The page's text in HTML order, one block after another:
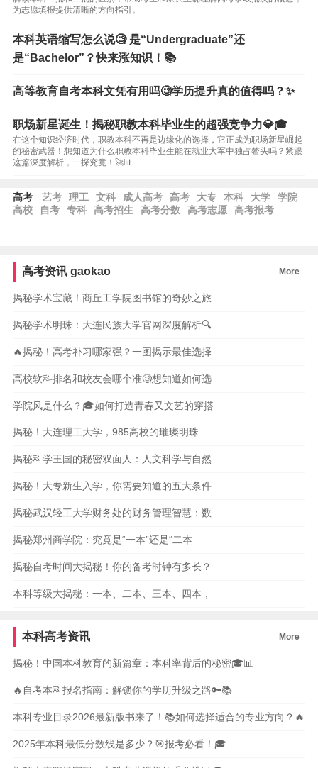
为志愿填报提供清晰的方向指引。
本科英语缩写怎么说🧐 是“Undergraduate”还
是“Bachelor”？快来涨知识！📚
高等教育自考本科文凭有用吗🧐学历提升真的值得吗？✨
职场新星诞生！揭秘职教本科毕业生的超强竞争力💎🎓
在这个知识经济时代，职教本科不再是边缘化的选择，它正成为职场新星崛起
的秘密武器！想知道为什么职教本科毕业生能在就业大军中独占鳌头吗？紧跟
这篇深度解析，一探究竟！🚀📊
高考 艺考 理工 文科 成人高考 高考 大专 本科 大学
学院
高校
自考 专科 高考招生 高考分数 高考志愿 高考报考
高考资讯 gaokao More
揭秘学术宝藏！商丘工学院图书馆的奇妙之旅
揭秘学术明珠：大连民族大学官网深度解析🔍
🔥揭秘！高考补习哪家强？一图揭示最佳选择
高校软科排名和校友会哪个准🧐想知道如何选
学院风是什么？🎓如何打造青春又文艺的穿搭
揭秘！大连理工大学，985高校的璀璨明珠
揭秘科学王国的秘密双面人：人文科学与自然
揭秘！大专新生入学，你需要知道的五大条件
揭秘武汉轻工大学财务处的财务管理智慧：数
揭秘郑州商学院：究竟是“一本”还是“二本
揭秘自考时间大揭秘！你的备考时钟有多长？
本科等级大揭秘：一本、二本、三本、四本，
本科高考资讯 More
揭秘！中国本科教育的新篇章：本科率背后的秘密🎓📊
🔥自考本科报名指南：解锁你的学历升级之路🔑📚
本科专业目录2026最新版书来了！📚如何选择适合的专业方向？🔥
2025年本科最低分数线是多少？🎯报考必看！🎓